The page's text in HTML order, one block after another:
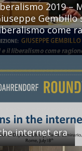
2019 –
Gembillo
come
internet era